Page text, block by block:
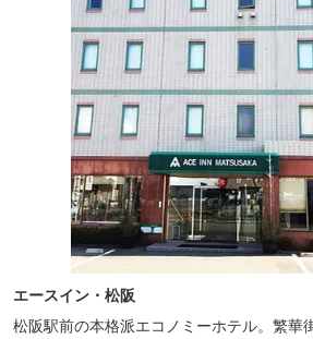
エースイン・松阪
松阪駅前の本格派エコノミーホテル。繁華